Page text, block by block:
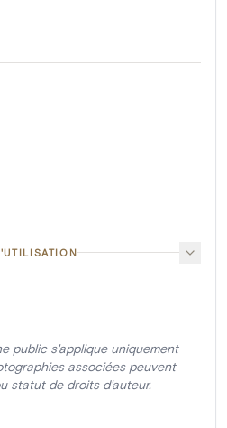
public s'applique uniquement
associées peuvent
statut de droits d'auteur.